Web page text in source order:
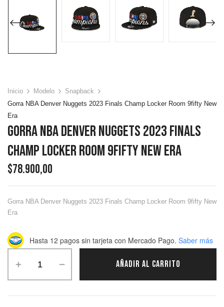
Inicio Modelo
Snapback
Gorra NBA Denver Nuggets 2023 Finals Champ Locker Room 9fifty New
Era
Gorra NBA Denver Nuggets 2023 Finals
Champ Locker Room 9fifty New Era
$78.900,00
Gorra NBA Denver Nuggets 2023 Finals Champ Locker Room 9fifty New
Era
Hasta 12 pagos sin tarjeta con Mercado Pago. Saber más
AÑADIR AL CARRITO